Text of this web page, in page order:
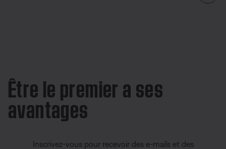
Être le premier a ses
avantages
Inscrivez-vous pour recevoir des e-mails et des